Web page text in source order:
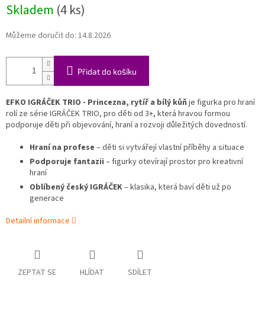
cena:
Skladem (4 ks)
Můžeme doručit do: 14.8.2026
Přidat do košíku
EFKO IGRÁČEK TRIO - Princezna, rytíř a bílý kůň je figurka pro hraní
rolí ze série IGRÁČEK TRIO, pro děti od 3+, která hravou formou
podporuje děti při objevování, hraní a rozvoji důležitých dovedností.
Hraní na profese – děti si vytvářejí vlastní příběhy a situace
Podporuje fantazii – figurky otevírají prostor pro kreativní
hraní
Oblíbený český IGRÁČEK– klasika, která baví děti už po
generace
Detailní informace
ZEPTAT SE HLÍDAT SDÍLET